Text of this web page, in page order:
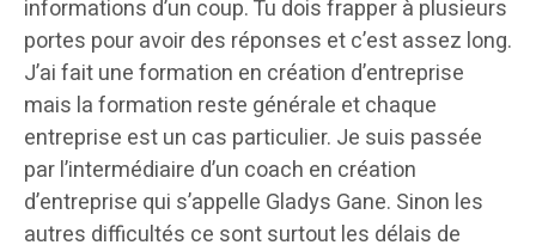
informations d’un coup. Tu dois frapper à plusieurs
portes pour avoir des réponses et c’est assez long.
J’ai fait une formation en création d’entreprise
mais la formation reste générale et chaque
entreprise est un cas particulier. Je suis passée
par l’intermédiaire d’un coach en création
d’entreprise qui s’appelle Gladys Gane. Sinon les
autres difficultés ce sont surtout les délais de